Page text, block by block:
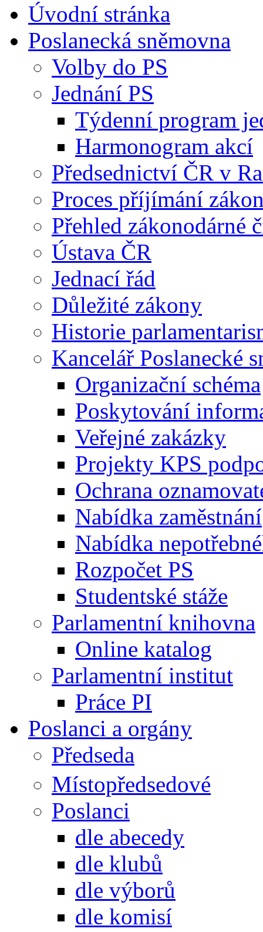
Úvodní stránka
Poslanecká sněmovna
Volby do PS
Jednání PS
Týdenní program
Harmonogram akcí
Předsednictví ČR v
Proces příjímání
Přehled zákonodárné
Ústava ČR
Jednací řád
Důležité zákony
Historie
Kancelář Poslanecké
Organizační schéma
Poskytování
Veřejné zakázky
Projekty KPS
Ochrana
Nabídka zaměstnání
Nabídka
Rozpočet PS
Studentské stáže
Parlamentní knihovna
Online katalog
Parlamentní institut
Práce PI
Poslanci a orgány
Předseda
Místopředsedové
Poslanci
dle abecedy
dle klubů
dle výborů
dle komisí